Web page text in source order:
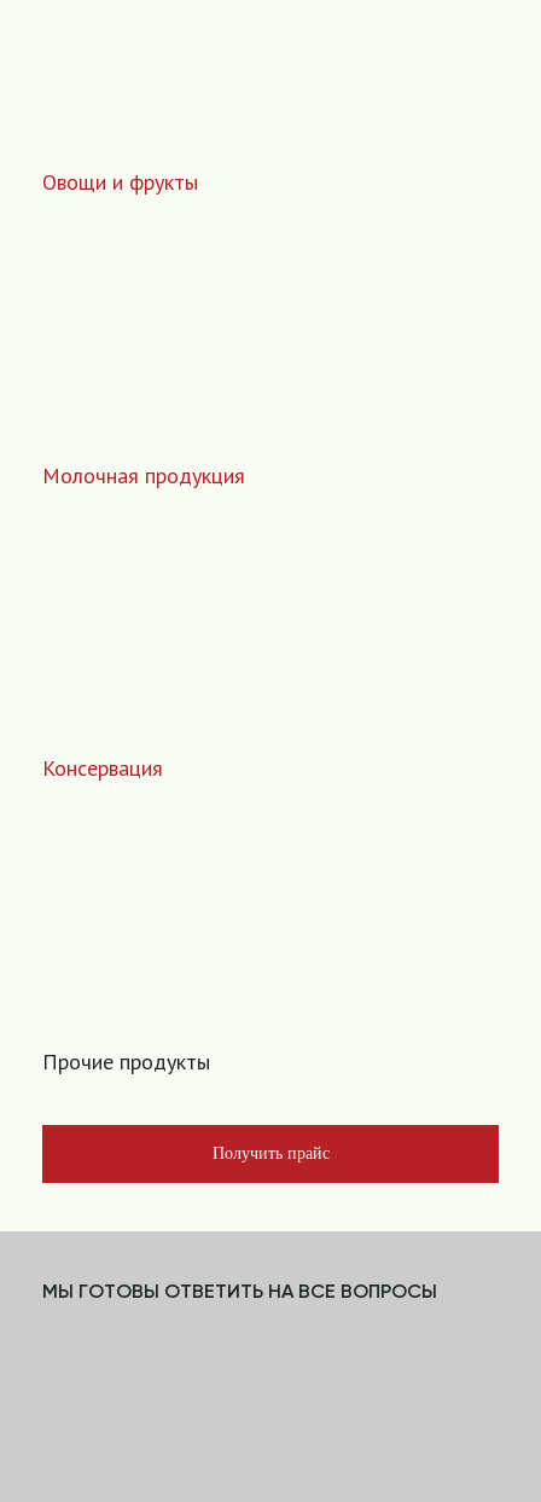
Овощи и фрукты
Молочная продукция
Консервация
Прочие продукты
Получить прайс
МЫ ГОТОВЫ ОТВЕТИТЬ НА ВСЕ ВОПРОСЫ